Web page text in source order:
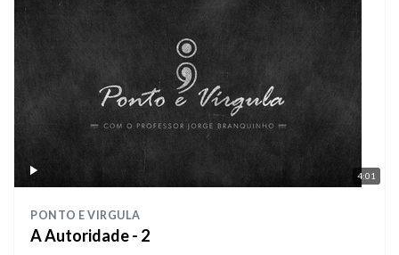
4:01
PONTO E VIRGULA
A Autoridade - 2